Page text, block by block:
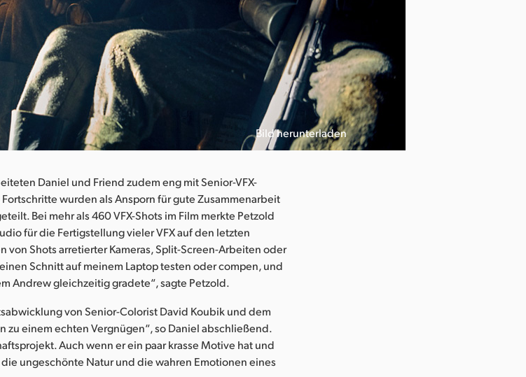
Bild herunterladen
Daniel und Friend zudem eng mit Senior-VFX-
wurden als Ansporn für gute Zusammenarbeit
Bei mehr als 460 VFX-Shots im Film merkte Petzold
für die Fertigstellung vieler VFX auf den letzten
von Shots arretierter Kameras, Split-Screen-Arbeiten oder
Schnitt auf meinem Laptop testen oder compen, und
Andrew gleichzeitig gradete“, sagte Petzold.
von Senior-Colorist David Koubik und dem
zu einem echten Vergnügen“, so Daniel abschließend.
Auch wenn er ein paar krasse Motive hat und
ungeschönte Natur und die wahren Emotionen eines